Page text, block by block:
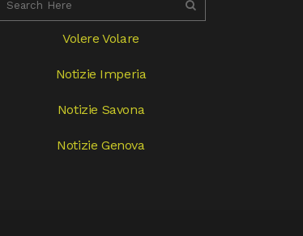
Volere Volare
Notizie Imperia
Notizie Savona
Notizie Genova